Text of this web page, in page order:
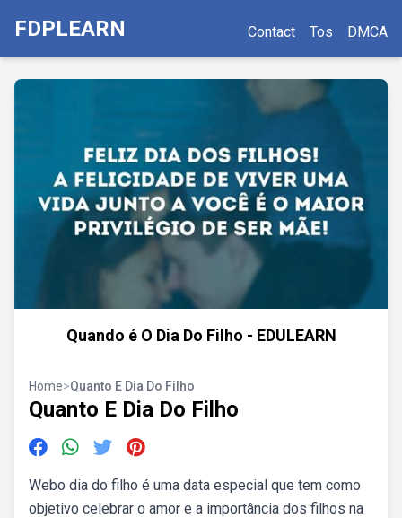
FDPLEARN Contact Tos DMCA
Quando é O Dia Do Filho - EDULEARN
Home>Quanto E Dia Do Filho
Quanto E Dia Do Filho
Webo dia do filho é uma data especial que tem como
objetivo celebrar o amor e a importância dos filhos na